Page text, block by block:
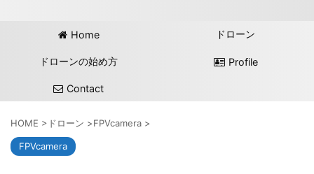
Home ドローン
ドローンの始め方 Profile
Contact
HOME > ドローン >FPVcamera >
FPVcamera